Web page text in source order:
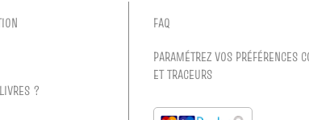
?
FAQ
PARAMÉTREZ VOS PRÉFÉRENCES
ET TRACEURS